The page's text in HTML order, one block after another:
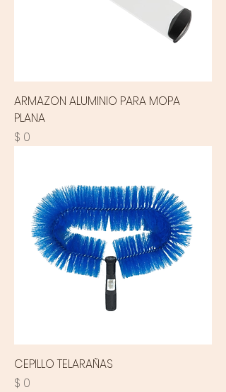
ARMAZON ALUMINIO PARA MOPA
PLANA
Precio
$ 0
CEPILLO TELARAÑAS
Precio
$ 0